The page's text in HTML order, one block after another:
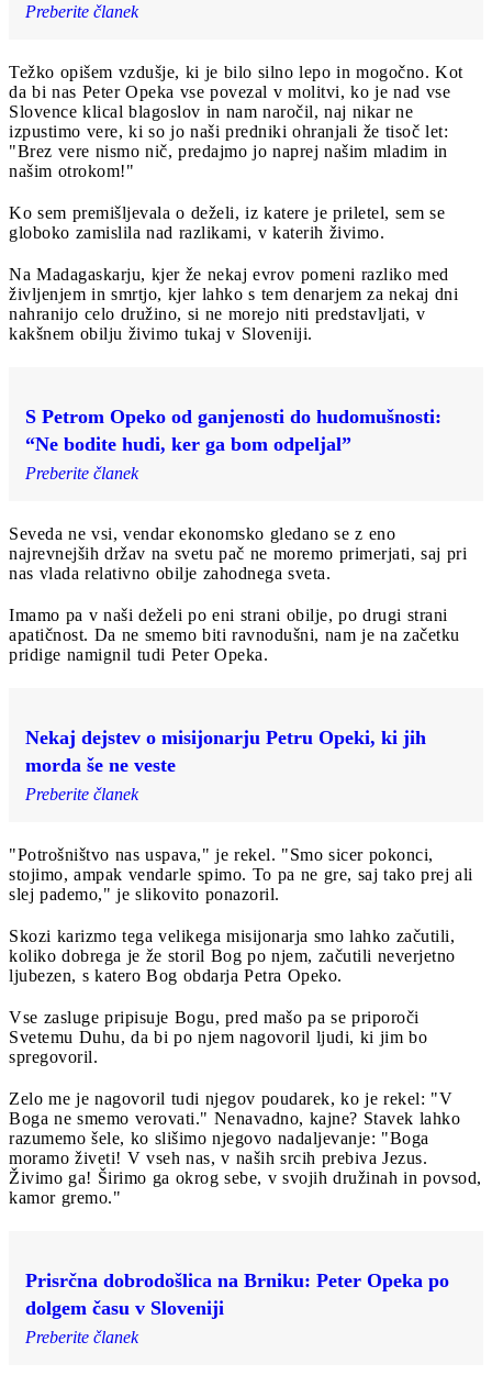
Preberite članek
Težko opišem vzdušje, ki je bilo silno lepo in mogočno. Kot
da bi nas Peter Opeka vse povezal v molitvi, ko je nad vse
Slovence klical blagoslov in nam naročil, naj nikar ne
izpustimo vere, ki so jo naši predniki ohranjali že tisoč let:
"Brez vere nismo nič, predajmo jo naprej našim mladim in
našim otrokom!"
Ko sem premišljevala o deželi, iz katere je priletel, sem se
globoko zamislila nad razlikami, v katerih živimo.
Na Madagaskarju, kjer že nekaj evrov pomeni razliko med
življenjem in smrtjo, kjer lahko s tem denarjem za nekaj dni
nahranijo celo družino, si ne morejo niti predstavljati, v
kakšnem obilju živimo tukaj v Sloveniji.
S Petrom Opeko od ganjenosti do hudomušnosti:
“Ne bodite hudi, ker ga bom odpeljal”
Preberite članek
Seveda ne vsi, vendar ekonomsko gledano se z eno
najrevnejših držav na svetu pač ne moremo primerjati, saj pri
nas vlada relativno obilje zahodnega sveta.
Imamo pa v naši deželi po eni strani obilje, po drugi strani
apatičnost. Da ne smemo biti ravnodušni, nam je na začetku
pridige namignil tudi Peter Opeka.
Nekaj dejstev o misijonarju Petru Opeki, ki jih
morda še ne veste
Preberite članek
"Potrošništvo nas uspava," je rekel. "Smo sicer pokonci,
stojimo, ampak vendarle spimo. To pa ne gre, saj tako prej ali
slej pademo," je slikovito ponazoril.
Skozi karizmo tega velikega misijonarja smo lahko začutili,
koliko dobrega je že storil Bog po njem, začutili neverjetno
ljubezen, s katero Bog obdarja Petra Opeko.
Vse zasluge pripisuje Bogu, pred mašo pa se priporoči
Svetemu Duhu, da bi po njem nagovoril ljudi, ki jim bo
spregovoril.
Zelo me je nagovoril tudi njegov poudarek, ko je rekel: "V
Boga ne smemo verovati." Nenavadno, kajne? Stavek lahko
razumemo šele, ko slišimo njegovo nadaljevanje: "Boga
moramo živeti! V vseh nas, v naših srcih prebiva Jezus.
Živimo ga! Širimo ga okrog sebe, v svojih družinah in povsod,
kamor gremo."
Prisrčna dobrodošlica na Brniku: Peter Opeka po
dolgem času v Sloveniji
Preberite članek